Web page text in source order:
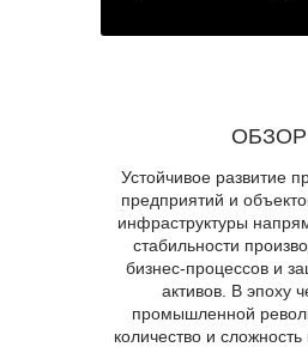
ОБЗОР
Устойчивое развитие
предприятий и
инфраструктуры
стабильности
бизнес-процессов и
активов. В эпоху
промышленной
количество и